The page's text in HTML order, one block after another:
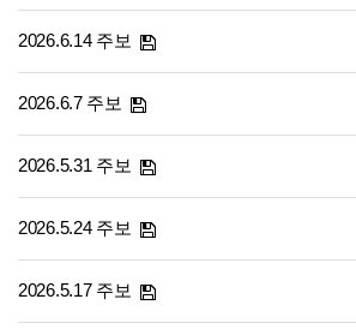
2026.6.14 주보
2026.6.7 주보
2026.5.31 주보
2026.5.24 주보
2026.5.17 주보